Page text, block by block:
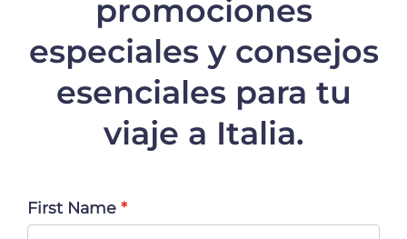
promociones
especiales y consejos
esenciales para tu
viaje a Italia.
First Name